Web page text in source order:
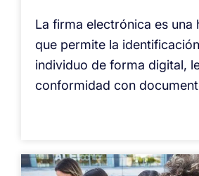
La firma electrónica es una
que permite la
individuo de forma digital,
conformidad con